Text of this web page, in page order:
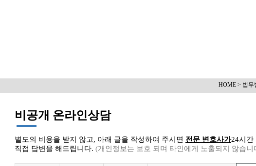
HOME > 법무
비공개 온라인상담
별도의 비용을 받지 않고, 아래 글을 작성하여 주시면 전문 변호사가24시간
직접 답변을 해드립니다. (개인정보는 보호 되며 타인에게 노출되지 않습니